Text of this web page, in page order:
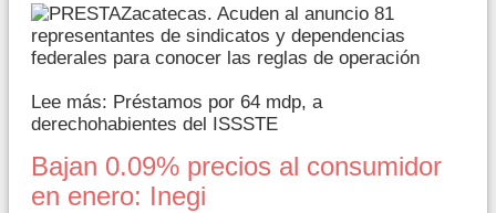
Zacatecas. Acuden al anuncio 81
representantes de sindicatos y dependencias
federales para conocer las reglas de operación
Lee más: Préstamos por 64 mdp, a
derechohabientes del ISSSTE
Bajan 0.09% precios al consumidor
en enero: Inegi